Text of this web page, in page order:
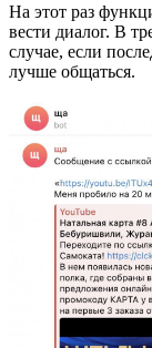
На этот раз
вести диалог. В
случае, если
лучше общаться.